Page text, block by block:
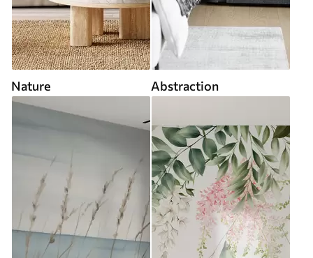
Nature Abstraction